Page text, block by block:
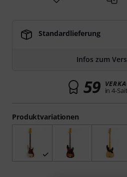
Produktvariationen
Standardlieferung
Infos zum
59 in 4-